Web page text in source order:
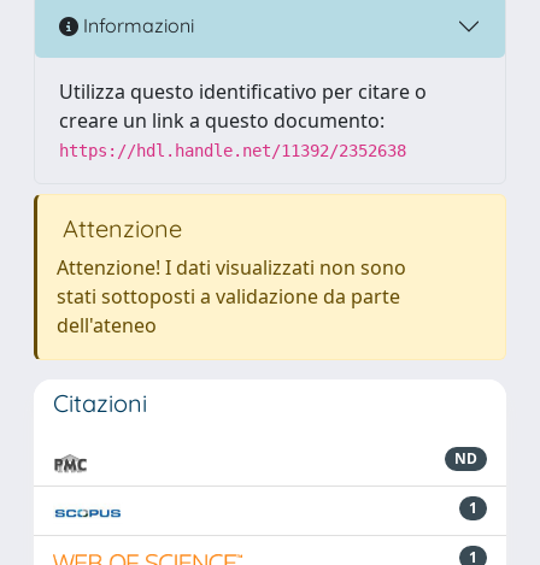
Informazioni
Utilizza questo identificativo per citare o
creare un link a questo documento:
https://hdl.handle.net/11392/2352638
Attenzione
Attenzione! I dati visualizzati non sono
stati sottoposti a validazione da parte
dell'ateneo
Citazioni
ND
1
1